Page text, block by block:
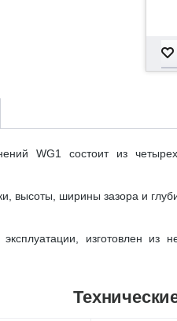
WG1 состоит из
высоты, ширины зазора и
изготовлен